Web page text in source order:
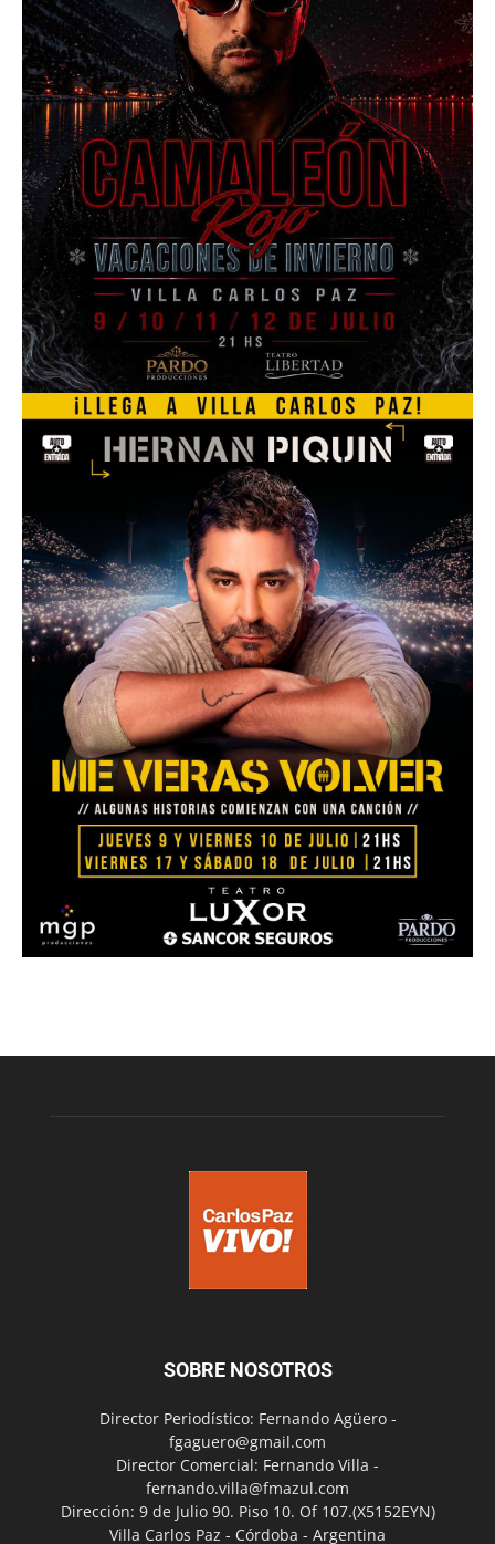
SOBRE NOSOTROS
Director Periodístico: Fernando Agüero -
fgaguero@gmail.com
Director Comercial: Fernando Villa -
fernando.villa@fmazul.com
Dirección: 9 de Julio 90. Piso 10. Of 107.(X5152EYN)
Villa Carlos Paz - Córdoba - Argentina